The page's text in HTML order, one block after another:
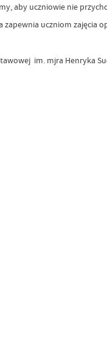
aby uczniowie nie
zapewnia uczniom
im. mjra Henryka